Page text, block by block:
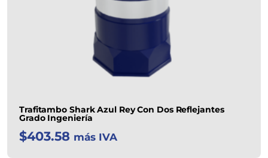
Trafitambo Shark Azul Rey Con Dos Reflejantes
Grado Ingeniería
$403.58 más IVA